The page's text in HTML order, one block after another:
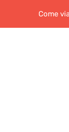
Come